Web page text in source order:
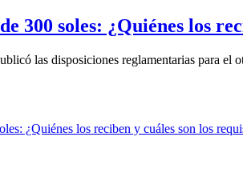
300 soles: ¿Quiénes los
las disposiciones reglamentarias para el